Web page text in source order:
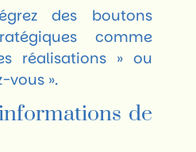
des boutons
comme
réalisations » ou
vous ».
de